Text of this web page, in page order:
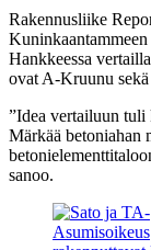
Rakennusliike
Hankkeessa
ovat A-Kruunu
”Idea vertailuun tuli
Märkää betoniahan
sanoo.